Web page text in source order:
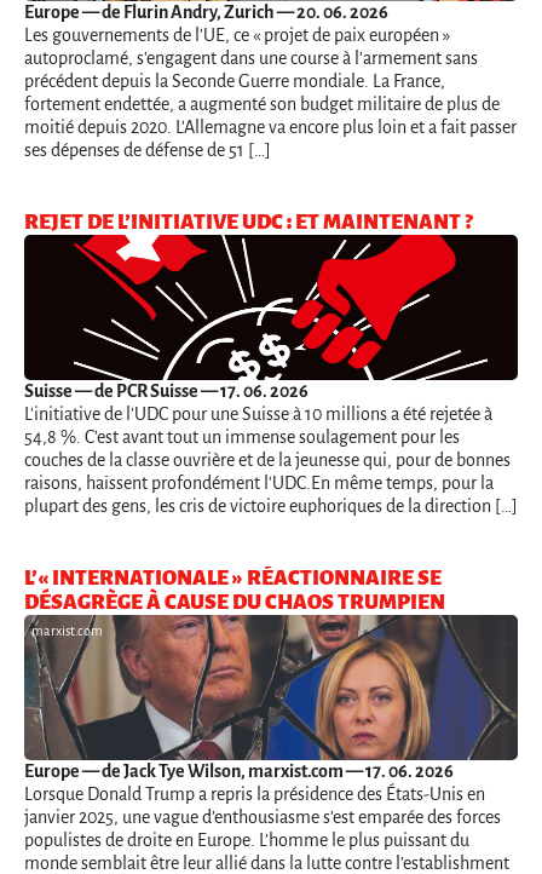
Europe— de Flurin Andry, Zurich — 20. 06. 2026
Les gouvernements de l'UE, ce « projet de paix européen »
autoproclamé, s'engagent dans une course à l'armement sans
précédent depuis la Seconde Guerre mondiale. La France,
fortement endettée, a augmenté son budget militaire de plus de
moitié depuis 2020. L'Allemagne va encore plus loin et a fait passer
ses dépenses de défense de 51 […]
REJET DE L’INITIATIVE UDC : ET MAINTENANT ?
Suisse— de PCR Suisse — 17. 06. 2026
L'initiative de l'UDC pour une Suisse à 10 millions a été rejetée à
54,8 %. C'est avant tout un immense soulagement pour les
couches de la classe ouvrière et de la jeunesse qui, pour de bonnes
raisons, haïssent profondément l'UDC.En même temps, pour la
plupart des gens, les cris de victoire euphoriques de la direction […]
L’« INTERNATIONALE » RÉACTIONNAIRE SE
DÉSAGRÈGE À CAUSE DU CHAOS TRUMPIEN
marxist.com
Europe— de Jack Tye Wilson, marxist.com — 17. 06. 2026
Lorsque Donald Trump a repris la présidence des États-Unis en
janvier 2025, une vague d’enthousiasme s’est emparée des forces
populistes de droite en Europe. L’homme le plus puissant du
monde semblait être leur allié dans la lutte contre l’establishment